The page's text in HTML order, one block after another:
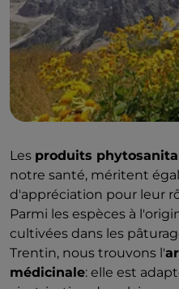
Les produits
notre santé, méritent
d'appréciation pour leur
Parmi les espèces à
cultivées dans les
Trentin, nous trouvons l'
médicinale: elle est